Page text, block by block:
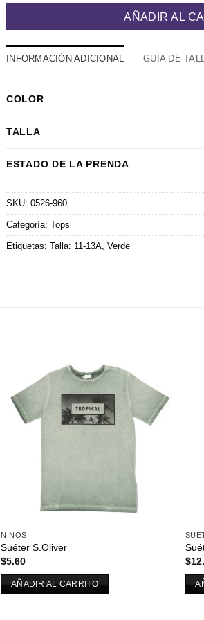
AÑADIR AL
INFORMACIÓN ADICIONAL GUÍA DE
COLOR
TALLA
ESTADO DE LA PRENDA
SKU: 0526-960
Categoría: Tops
Etiquetas: Talla: 11-13A Verde
Añadir
lista de
deseos
NIÑOS
Suéter S.Oliver
$5.60
AÑADIR AL CARRITO
$